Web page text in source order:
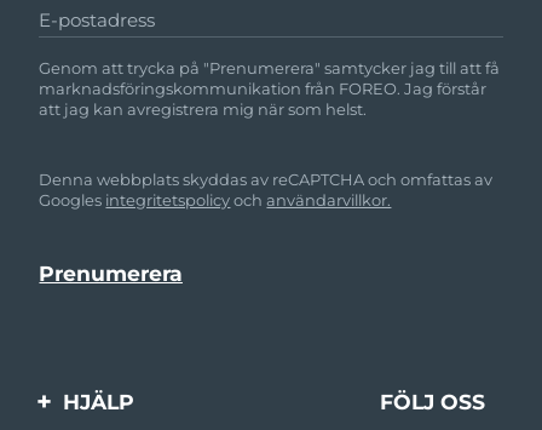
E-postadress
Genom att trycka på "Prenumerera" samtycker jag till att få
marknadsföringskommunikation från FOREO. Jag förstår
att jag kan avregistrera mig när som helst.
Denna webbplats skyddas av reCAPTCHA och omfattas av
Googles integritetspolicyochanvändarvillkor.
HJÄLP FÖLJ OSS